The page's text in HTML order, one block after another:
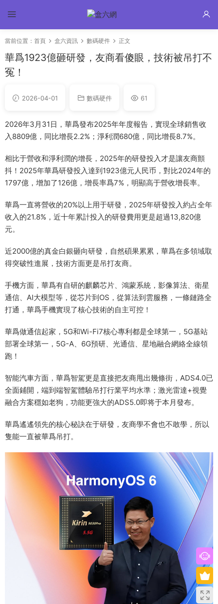
當前位置： 首頁 盒六資訊 數碼硬件 正文
華爲1923億砸研發，友商看傻眼，技術被吊打不
冤！
2026-04-01 數碼硬件 61
2026年3月31日，華爲發布2025年年度報告，實現全球銷售收
入8809億，同比增長2.2%；淨利潤680億，同比增長8.7%。
相比于營收和淨利潤的增長，2025年的研發投入才是讓友商顫
抖！2025年華爲研發投入達到1923億元人民币，對比2024年的
1797億，增加了126億，增長率爲7%，明顯高于營收增長率。
華爲一直将營收的20%以上用于研發，2025年研發投入約占全年
收入的21.8%，近十年累計投入的研發費用更是超過13,820億
元。
近2000億的真金白銀砸向研發，自然碩果累累，華爲在多領域取
得突破性進展，技術方面更是吊打友商。
手機方面，華爲有自研的麒麟芯片、鴻蒙系統，影像算法、衛星
通信、AI大模型等，從芯片到OS，從算法到雲服務，一條鏈路全
打通，華爲手機實現了核心技術的自主可控！
華爲做通信起家，5G和Wi-Fi7核心專利都是全球第一，5G基站
部署全球第一，5G-A、6G預研、光通信、星地融合網絡全線領
跑！
智能汽車方面，華爲智駕更是直接把友商甩出幾條街，ADS4.0已
全面鋪開，端到端智駕體驗吊打行業平均水準；激光雷達+視覺
融合方案穩如老狗，功能更強大的ADS5.0即将于本月發布。
華爲遙遙領先的核心秘訣在于研發，友商學不會也不敢學，所以
隻能一直被華爲吊打。